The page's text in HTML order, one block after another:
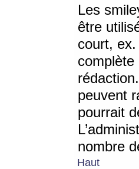
Les
être
court,
complète
peuvent
pourrait
nombre
Haut